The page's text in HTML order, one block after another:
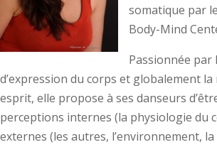
somatique par
Body-Mind
Passionnée
d’expression du corps et globalement
esprit, elle propose à ses danseurs
perceptions internes (la physiologie du
externes (les autres, l’environnement,